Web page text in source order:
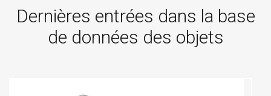
Dernières entrées dans la base
de données des objets